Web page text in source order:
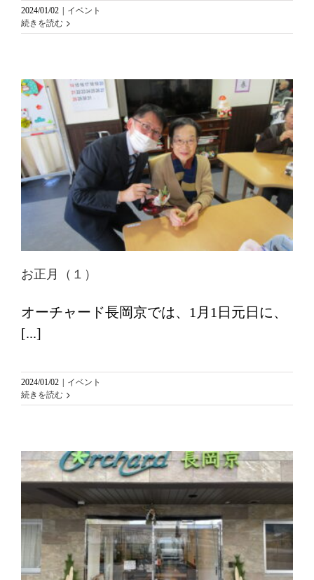
2024/01/02 | イベント
続きを読む
お正月（１）
オーチャード長岡京では、1月1日元日に、
[...]
2024/01/02 | イベント
続きを読む